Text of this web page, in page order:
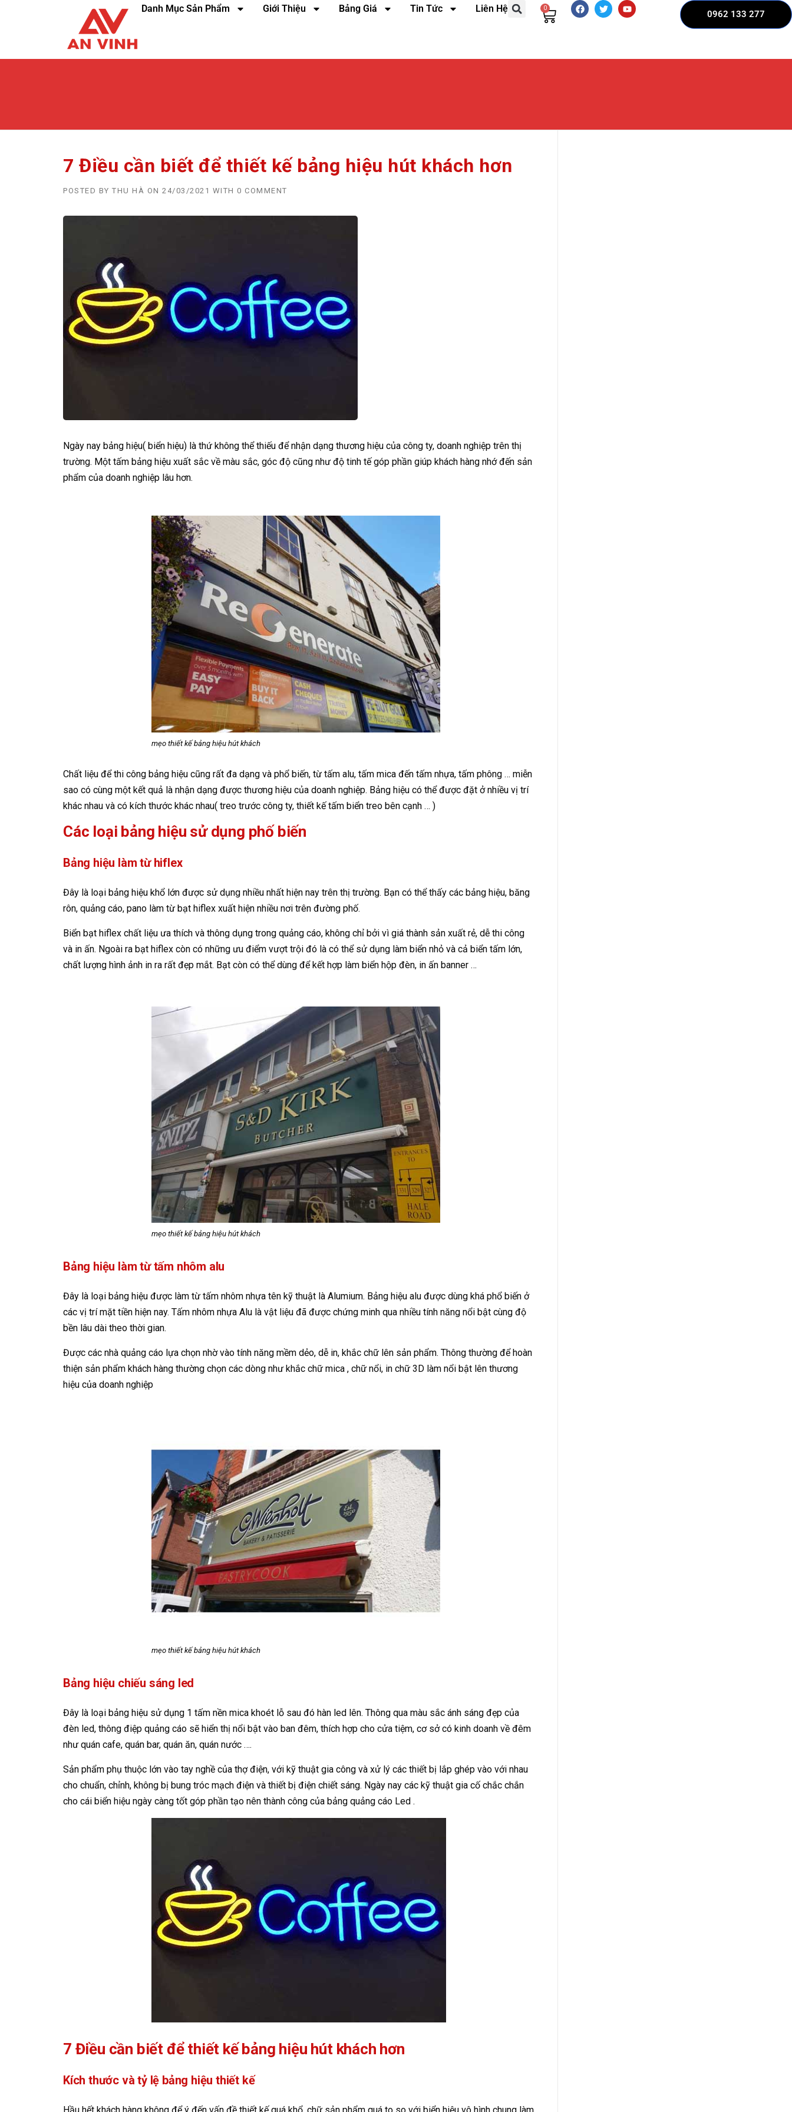
Danh Mục Sản Phẩm Giới Thiệu Bảng Giá Tin Tức Liên Hệ 0
0962 133 277
7 Điều cần biết để thiết kế bảng hiệu hút khách hơn
POSTED BY THU HÀ ON 24/03/2021 WITH 0 COMMENT
Ngày nay bảng hiệu( biển hiệu) là thứ không thể thiếu để nhận dạng thương hiệu của công ty, doanh nghiệp trên thị
trường. Một tấm bảng hiệu xuất sắc về màu sắc, góc độ cũng như độ tinh tế góp phần giúp khách hàng nhớ đến sản
phẩm của doanh nghiệp lâu hơn.
mẹo thiết kế bảng hiệu hút khách
Chất liệu để thi công bảng hiệu cũng rất đa dạng và phổ biến, từ tấm alu, tấm mica đến tấm nhựa, tấm phông … miễn
sao có cùng một kết quả là nhận dạng được thương hiệu của doanh nghiệp. Bảng hiệu có thể được đặt ở nhiều vị trí
khác nhau và có kích thước khác nhau( treo trước công ty, thiết kế tấm biển treo bên cạnh … )
Các loại bảng hiệu sử dụng phố biến
Bảng hiệu làm từ hiflex
Đây là loại bảng hiệu khổ lớn được sử dụng nhiều nhất hiện nay trên thị trường. Bạn có thể thấy các bảng hiệu, băng
rôn, quảng cáo, pano làm từ bạt hiflex xuất hiện nhiều nơi trên đường phố.
Biển bạt hiflex chất liệu ưa thích và thông dụng trong quảng cáo, không chỉ bởi vì giá thành sản xuất rẻ, dễ thi công
và in ấn. Ngoài ra bạt hiflex còn có những ưu điểm vượt trội đó là có thể sử dụng làm biển nhỏ và cả biển tấm lớn,
chất lượng hình ảnh in ra rất đẹp mắt. Bạt còn có thể dùng để kết hợp làm biển hộp đèn, in ấn banner …
mẹo thiết kế bảng hiệu hút khách
Bảng hiệu làm từ tấm nhôm alu
Đây là loại bảng hiệu được làm từ tấm nhôm nhựa tên kỹ thuật là Alumium. Bảng hiệu alu được dùng khá phổ biến ở
các vị trí mặt tiền hiện nay. Tấm nhôm nhựa Alu là vật liệu đã được chứng minh qua nhiều tính năng nổi bật cùng độ
bền lâu dài theo thời gian.
Được các nhà quảng cáo lựa chọn nhờ vào tính năng mềm dẻo, dễ in, khắc chữ lên sản phẩm. Thông thường để hoàn
thiện sản phẩm khách hàng thường chọn các dòng như khắc chữ mica , chữ nổi, in chữ 3D làm nổi bật lên thương
hiệu của doanh nghiệp
mẹo thiết kế bảng hiệu hút khách
Bảng hiệu chiếu sáng led
Đây là loại bảng hiệu sử dụng 1 tấm nền mica khoét lỗ sau đó hàn led lên. Thông qua màu sắc ánh sáng đẹp của
đèn led, thông điệp quảng cáo sẽ hiển thị nổi bật vào ban đêm, thích hợp cho cửa tiệm, cơ sở có kinh doanh về đêm
như quán cafe, quán bar, quán ăn, quán nước ….
Sản phẩm phụ thuộc lớn vào tay nghề của thợ điện, với kỹ thuật gia công và xử lý các thiết bị lắp ghép vào với nhau
cho chuẩn, chỉnh, không bị bung tróc mạch điện và thiết bị điện chiết sáng. Ngày nay các kỹ thuật gia cố chắc chắn
cho cái biển hiệu ngày càng tốt góp phần tạo nên thành công của bảng quảng cáo Led .
7 Điều cần biết để thiết kế bảng hiệu hút khách hơn
Kích thước và tỷ lệ bảng hiệu thiết kế
Hầu hết khách hàng không để ý đến vấn đề thiết kế quá khổ, chữ sản phẩm quá to so với biển hiệu vô hình chung làm